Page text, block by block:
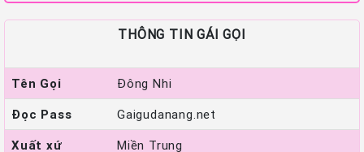
THÔNG TIN GÁI GỌI
Tên Gọi
Đông Nhi
Đọc Pass
Gaigudanang.net
Xuất xứ
Miền Trung